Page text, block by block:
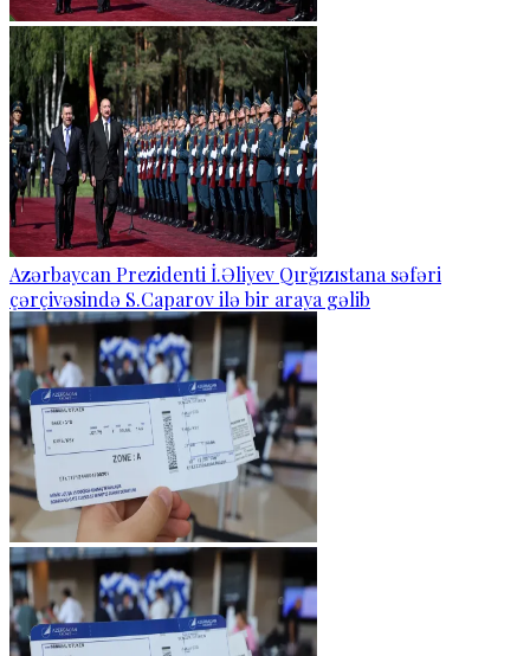
Azərbaycan Prezidenti İ.Əliyev Qırğızıstana səfəri
çərçivəsində S.Caparov ilə bir araya gəlib